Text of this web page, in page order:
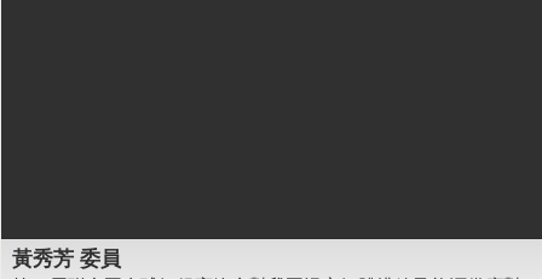
黃秀芳 委員